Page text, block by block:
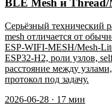
BLE Mesh и
Серьёзный технический
mesh отличается от
ESP-WIFI-MESH/Mesh-
ESP32-H2, роли узлов,
расстояние между
протокол под задачу.
2026-06-28 · 17 мин